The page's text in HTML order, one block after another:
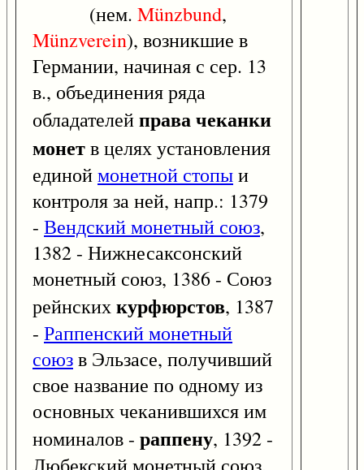
(нем. Münzbund,
Münzverein), возникшие в
Германии, начиная с сер. 13
в., объединения ряда
обладателейправа чеканки
монетв целях установления
единоймонетной стопыи
контроля за ней, напр.: 1379
- Вендский монетный союз,
1382 - Нижнесаксонский
монетный союз, 1386 - Союз
рейнскихкурфюрстов, 1387
- Раппенский монетный
союзв Эльзасе, получивший
свое название по одному из
основных чеканившихся им
номиналов - раппену, 1392 -